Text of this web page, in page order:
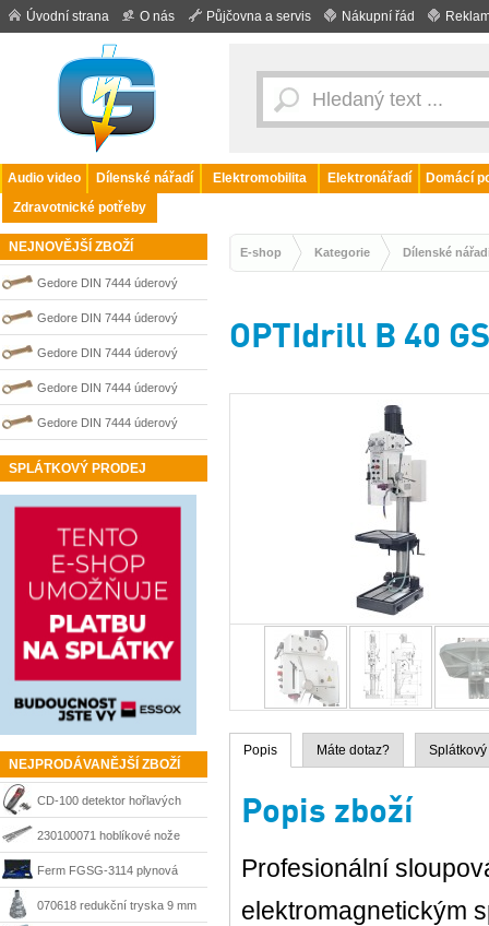
Úvodní strana O nás Půjčovna a servis Nákupní řád
Audio video Dílenské nářadí Elektromobilita Elektronářadí
Domácí
Zdravotnické potřeby
NEJNOVĚJŠÍ ZBOŽÍ
Gedore DIN 7444 úderový
nejiskřivý plochý (palcový) klíč
0100204S
Gedore DIN 7444 úderový
nejiskřivý plochý (palcový) klíč
0100203S
Gedore DIN 7444 úderový
nejiskřivý plochý (palcový) klíč
0100209S
Gedore DIN 7444 úderový
nejiskřivý plochý (palcový) klíč
0100206S
Gedore DIN 7444 úderový
nejiskřivý plochý (palcový) klíč
SPLÁTKOVÝ PRODEJ
NEJPRODÁVANĚJŠÍ ZBOŽÍ
CD-100 detektor hořlavých
plynů Ridgid 36163
230100071 hoblíkové nože
HSS 210 mm Matrix
Ferm FGSG-3114 plynová
pájka SGM1006
070618 redukční tryska 9 mm
E-shop Kategorie Dílenské
OPTIdrill B 40
Popis Máte dotaz?
Popis zboží
Profesionální
elektromagnetickým